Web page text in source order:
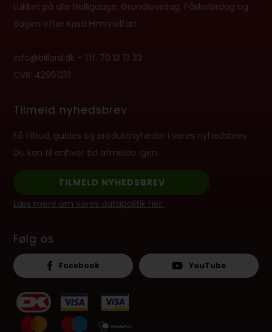
Lukket på alle helligdage, Grundlovsdag, Påskelørdag og
dagen efter Kristi Himmelfart.
info@billard.dk - Tlf. 70 13 13 33
CVR: 42961213
Tilmeld nyhedsbrev
Få tilbud, guides og produktnyheder i vores nyhedsbrev.
Du kan til enhver tid afmelde igen.
TILMELD NYHEDSBREV
Læs mere om vores datapolitik her.
Følg os
Facebook YouTube